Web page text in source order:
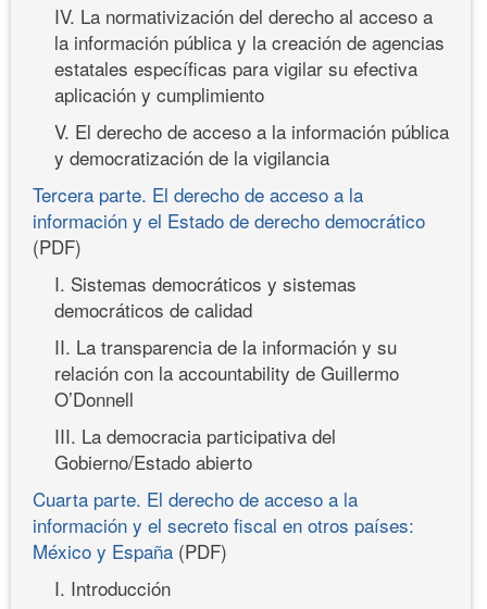
IV. La normativización del derecho al acceso a
la información pública y la creación de agencias
estatales específicas para vigilar su efectiva
aplicación y cumplimiento
V. El derecho de acceso a la información pública
y democratización de la vigilancia
Tercera parte. El derecho de acceso a la
información y el Estado de derecho democrático
(PDF)
I. Sistemas democráticos y sistemas
democráticos de calidad
II. La transparencia de la información y su
relación con la accountability de Guillermo
O’Donnell
III. La democracia participativa del
Gobierno/Estado abierto
Cuarta parte. El derecho de acceso a la
información y el secreto fiscal en otros países:
México y España (PDF)
I. Introducción